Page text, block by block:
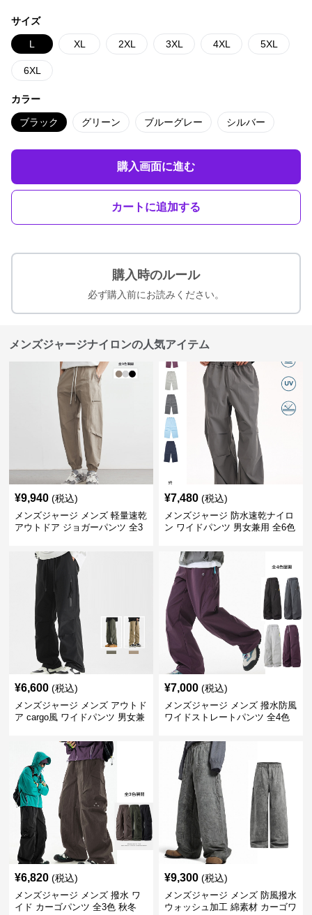
サイズ
L XL 2XL 3XL 4XL 5XL
6XL
カラー
ブラック グリーン ブルーグレー シルバー
購入画面に進む
カートに追加する
購入時のルール
必ず購入前にお読みください。
メンズジャージナイロンの人気アイテム
¥9,940 (税込)
メンズジャージ メンズ 軽量速乾
アウトドア ジョガーパンツ 全3
¥7,480 (税込)
メンズジャージ 防水速乾ナイロ
ン ワイドパンツ 男女兼用 全6色
¥6,600 (税込)
メンズジャージ メンズ アウトド
ア cargo風 ワイドパンツ 男女兼
¥7,000 (税込)
メンズジャージ メンズ 撥水防風
ワイドストレートパンツ 全4色
¥6,820 (税込)
メンズジャージ メンズ 撥水 ワ
イド カーゴパンツ 全3色 秋冬
¥9,300 (税込)
メンズジャージ メンズ 防風撥水
ウォッシュ加工 綿素材 カーゴワ